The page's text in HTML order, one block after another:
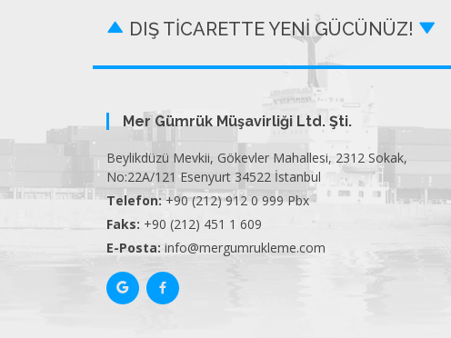
DIŞ TİCARETTE YENİ GÜCÜNÜZ!
Mer Gümrük Müşavirliği Ltd. Şti.
Beylikdüzü Mevkii, Gökevler Mahallesi, 2312 Sokak,
No:22A/121 Esenyurt 34522 İstanbul
Telefon: +90 (212) 912 0 999 Pbx
Faks: +90 (212) 451 1 609
E-Posta: info@mergumrukleme.com